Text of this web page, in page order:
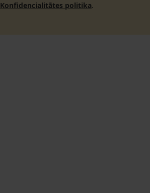
Konfidencialitātes politika.